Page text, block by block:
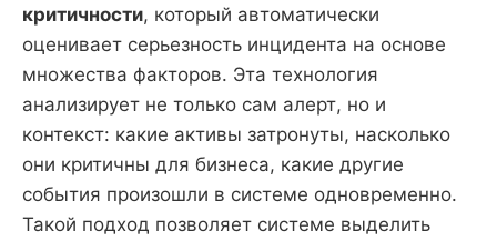
критичности, который автоматически
оценивает серьезность инцидента на основе
множества факторов. Эта технология
анализирует не только сам алерт, но и
контекст: какие активы затронуты, насколько
они критичны для бизнеса, какие другие
события произошли в системе одновременно.
Такой подход позволяет системе выделить